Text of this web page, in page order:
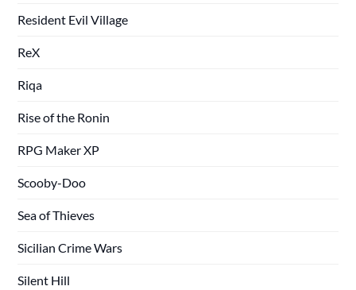
Resident Evil Village
ReX
Riqa
Rise of the Ronin
RPG Maker XP
Scooby-Doo
Sea of Thieves
Sicilian Crime Wars
Silent Hill